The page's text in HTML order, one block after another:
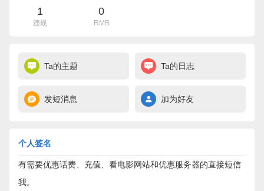
1
违规
0
RMB
Ta的主题 Ta的日志
发短消息 加为好友
个人签名
有需要优惠话费、充值、看电影网站和优惠服务器的直接短信
我。